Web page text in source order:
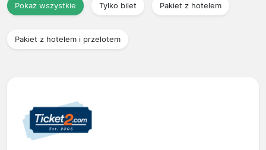
Pokaż wszystkie Tylko bilet Pakiet z hotelem
Pakiet z hotelem i przelotem